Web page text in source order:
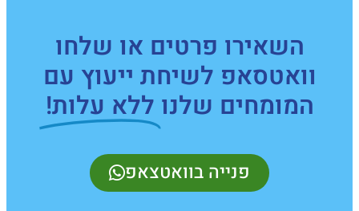
השאירו פרטים או שלחו
וואטסאפ לשיחת ייעוץ עם
המומחים שלנו ללא עלות!
פנייה בוואטצאפ